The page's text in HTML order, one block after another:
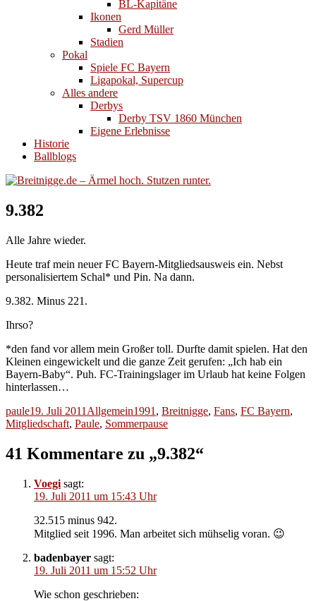
BL-Kapitäne
Ikonen
Gerd Müller
Stadien
Pokal
Spiele FC Bayern
Ligapokal, Supercup
Alles andere
Derbys
Derby TSV 1860 München
Eigene Erlebnisse
Historie
Ballblogs
9.382
Alle Jahre wieder.
Heute traf mein neuer FC Bayern-Mitgliedsausweis ein. Nebst
personalisiertem Schal* und Pin. Na dann.
9.382. Minus 221.
Ihrso?
*den fand vor allem mein Großer toll. Durfte damit spielen. Hat den
Kleinen eingewickelt und die ganze Zeit gerufen: „Ich hab ein
Bayern-Baby“. Puh. FC-Trainingslager im Urlaub hat keine Folgen
hinterlassen…
Autor
pauleVeröffentlicht
am
19. Juli 2011 Kategorien
AllgemeinSchlagwörter
1991 , Breitnigge, Fans, FC Bayern,
Mitgliedschaft, Paule, Sommerpause
41 Kommentare zu „9.382“
Voegi sagt:
19. Juli 2011 um 15:43 Uhr
32.515 minus 942.
Mitglied seit 1996. Man arbeitet sich mühselig voran. 😉
badenbayer sagt:
19. Juli 2011 um 15:52 Uhr
Wie schon geschrieben: